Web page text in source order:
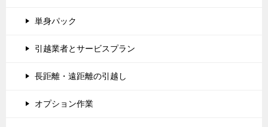
単身パック
引越業者とサービスプラン
長距離・遠距離の引越し
オプション作業